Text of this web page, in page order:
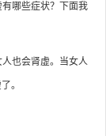
哪些症状？下面我
也会肾虚。当女人
。